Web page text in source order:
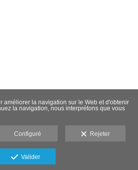
améliorer la navigation sur le Web et d'obtenir
la navigation, nous interprétons que vous
Configuré Rejeter
Valider